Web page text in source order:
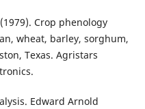
Crop phenology
wheat, barley, sorghum,
Texas. Agristars
Edward Arnold